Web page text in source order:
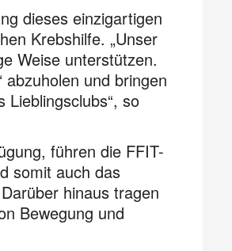
dieses einzigartigen
Krebshilfe. „Unser
Weise unterstützen.
abzuholen und bringen
so
führen die FFIT-
somit auch das
hinaus tragen
Bewegung und